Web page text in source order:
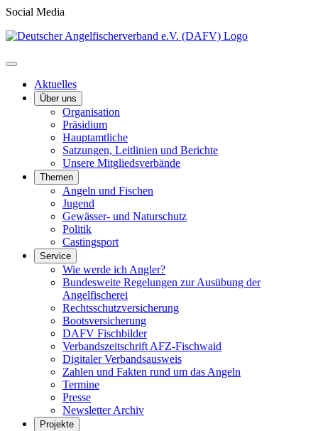
Social Media
Aktuelles
Über uns
Organisation
Präsidium
Hauptamtliche
Satzungen, Leitlinien und Berichte
Unsere Mitgliedsverbände
Themen
Angeln und Fischen
Jugend
Gewässer- und Naturschutz
Politik
Castingsport
Service
Wie werde ich Angler?
Bundesweite Regelungen zur Ausübung der
Angelfischerei
Rechtsschutzversicherung
Bootsversicherung
DAFV Fischbilder
Verbandszeitschrift AFZ-Fischwaid
Digitaler Verbandsausweis
Zahlen und Fakten rund um das Angeln
Termine
Presse
Newsletter Archiv
Projekte